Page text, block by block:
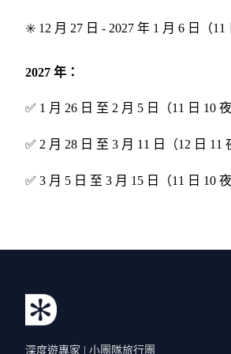
✳️ 12 月 27 日 - 2027 年 1 月 6 日（
2027 年：
✅ 1 月 26 日 至 2 月 5 日（11 日 10
✅ 2 月 28 日 至 3 月 11 日（12 日 11
✅ 3 月 5 日 至 3 月 15 日（11 日 10
深度遊專家 | 小團隊旅行團